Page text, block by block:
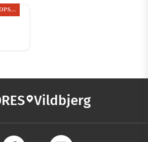
OPSLAGSTAVLEN
Vildbjerg